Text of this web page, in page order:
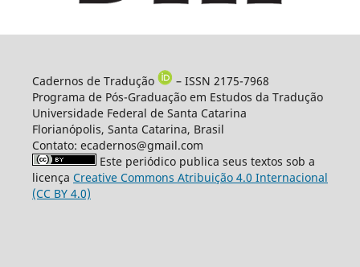
Cadernos de Tradução
– ISSN 2175-7968
Programa de Pós-Graduação em Estudos da Tradução
Universidade Federal de Santa Catarina
Florianópolis, Santa Catarina, Brasil
Contato: ecadernos@gmail.com
Este periódico publica seus textos sob a
licença Creative Commons Atribuição 4.0 Internacional
(CC BY 4.0)